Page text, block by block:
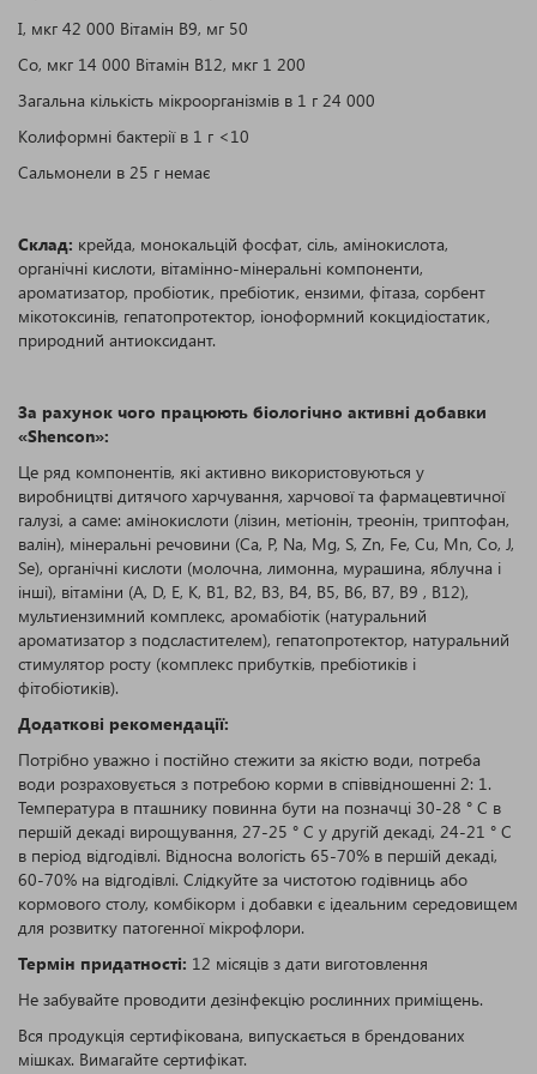
I, мкг 42 000 Вітамін В9, мг 50
Co, мкг 14 000 Вітамін В12, мкг 1 200
Загальна кількість мікроорганізмів в 1 г 24 000
Колиформні бактерії в 1 г <10
Сальмонели в 25 г немає
Склад: крейда, монокальцій фосфат, сіль, амінокислота,
органічні кислоти, вітамінно-мінеральні компоненти,
ароматизатор, пробіотик, пребіотик, ензими, фітаза, сорбент
мікотоксинів, гепатопротектор, іоноформний кокцидіостатик,
природний антиоксидант.
За рахунок чого працюють біологічно активні добавки
«Shencon»:
Це ряд компонентів, які активно використовуються у
виробництві дитячого харчування, харчової та фармацевтичної
галузі, а саме: амінокислоти (лізин, метіонін, треонін, триптофан,
валін), мінеральні речовини (Са, Р, Na, Mg, S, Zn, Fe, Cu, Mn, Co, J,
Se), органічні кислоти (молочна, лимонна, мурашина, яблучна і
інші), вітаміни (А, D, E, K, B1, B2, B3, B4, B5, B6, B7, B9 , B12),
мультиензимний комплекс, аромабіотік (натуральний
ароматизатор з подсластителем), гепатопротектор, натуральний
стимулятор росту (комплекс прибутків, пребіотиків і
фітобіотиків).
Додаткові рекомендації:
Потрібно уважно і постійно стежити за якістю води, потреба
води розраховується з потребою корми в співвідношенні 2: 1.
Температура в пташнику повинна бути на позначці 30-28 ° C в
першій декаді вирощування, 27-25 ° C у другій декаді, 24-21 ° C
в період відгодівлі. Відносна вологість 65-70% в першій декаді,
60-70% на відгодівлі. Слідкуйте за чистотою годівниць або
кормового столу, комбікорм і добавки є ідеальним середовищем
для розвитку патогенної мікрофлори.
Термін придатності: 12 місяців з дати виготовлення
Не забувайте проводити дезінфекцію рослинних приміщень.
Вся продукція сертифікована, випускається в брендованих
мішках. Вимагайте сертифікат.